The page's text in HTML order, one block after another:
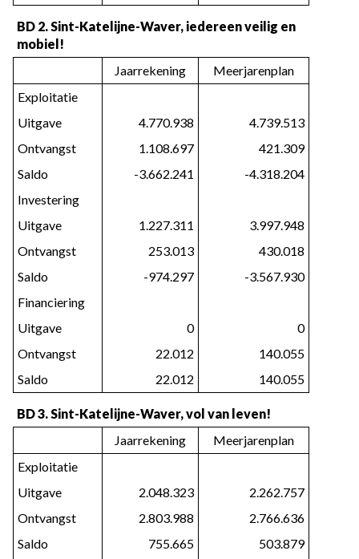
BD 2. Sint-Katelijne-Waver, iedereen veilig en
mobiel!
Jaarrekening
Meerjarenplan
Exploitatie
Uitgave
4.770.938
4.739.513
Ontvangst
1.108.697
421.309
Saldo
-3.662.241
-4.318.204
Investering
Uitgave
1.227.311
3.997.948
Ontvangst
253.013
430.018
Saldo
-974.297
-3.567.930
Financiering
Uitgave
0
0
Ontvangst
22.012
140.055
Saldo
22.012 140.055
BD 3. Sint-Katelijne-Waver, vol van leven!
Jaarrekening
Meerjarenplan
Exploitatie
Uitgave
2.048.323
2.262.757
Ontvangst
2.803.988
2.766.636
Saldo
755.665
503.879